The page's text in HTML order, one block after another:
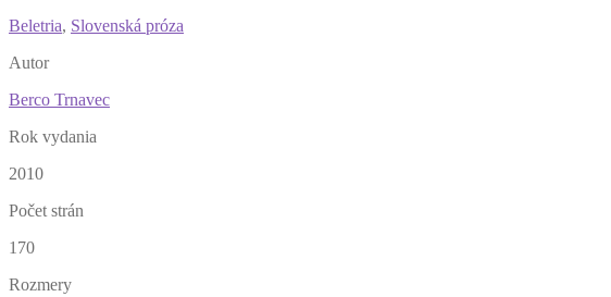
Beletria, Slovenská próza
Autor
Berco Trnavec
Rok vydania
2010
Počet strán
170
Rozmery